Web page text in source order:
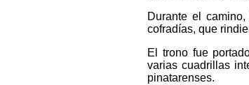
Durante el
cofradías, que
El trono fue
varias cuadrillas
pinatarenses.